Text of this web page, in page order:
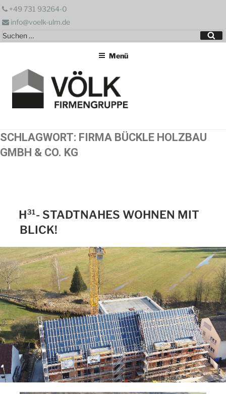
Zum
springen
+49 731 93264-0
info@voelk-ulm.de
Suchen
nach:
Menü
SCHLAGWORT: FIRMA BÜCKLE HOLZBAU
GMBH & CO. KG
H³¹- STADTNAHES WOHNEN MIT
BLICK!